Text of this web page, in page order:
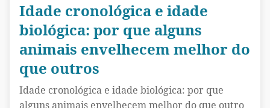
Idade cronológica e idade
biológica: por que alguns
animais envelhecem melhor do
que outros
Idade cronológica e idade biológica: por que
alguns animais envelhecem melhor do que outro